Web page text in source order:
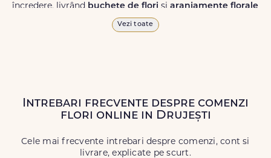
încredere, livrând buchete de flori și aranjamente florale
de calitate superioară în Drujești și în toată România.
Livrăm buchete de florichiar și în weekend, pentru ca tu
să poți adresa un gest frumos atunci când ai nevoie.
Vezi toate
Intrebari frecvente despre comenzi
flori online in Drujești
Cele mai frecvente intrebari despre comenzi, cont si
livrare, explicate pe scurt.